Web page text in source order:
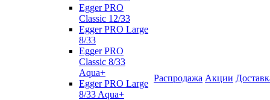
Egger PRO
Classic 12/33
Egger PRO Large
8/33
Egger PRO
Classic 8/33
Aqua+
Egger PRO Large
8/33 Aqua+
Распродажа Акции